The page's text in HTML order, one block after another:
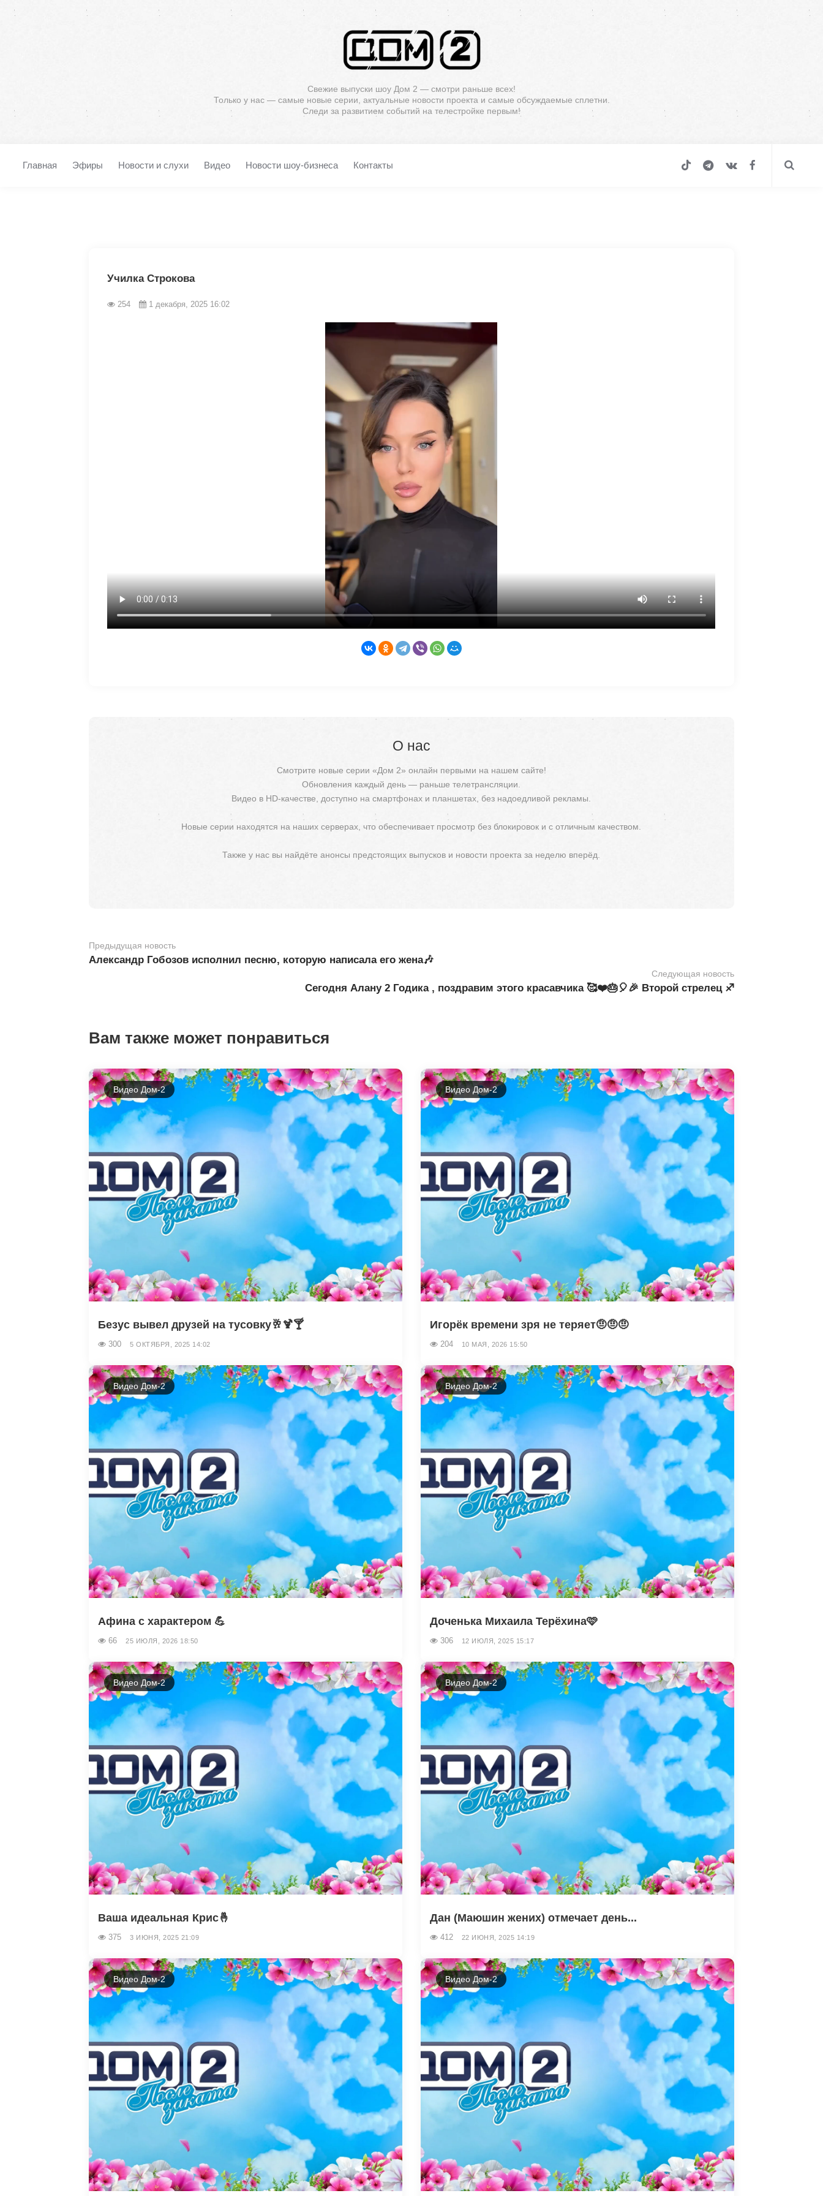
Свежие выпуски шоу Дом 2 — смотри раньше всех!
Только у нас — самые новые серии, актуальные новости проекта и самые обсуждаемые сплетни.
Следи за развитием событий на телестройке первым!
Главная Эфиры Новости и слухи Видео Новости шоу-бизнеса Контакты
Училка Строкова
254 1 декабря, 2025 16:02
О нас
Смотрите новые серии «Дом 2» онлайн первыми на нашем сайте!
Обновления каждый день — раньше телетрансляции.
Видео в HD-качестве, доступно на смартфонах и планшетах, без надоедливой рекламы.
Новые серии находятся на наших серверах, что обеспечивает просмотр без блокировок и с отличным качеством.
Также у нас вы найдёте анонсы предстоящих выпусков и новости проекта за неделю вперёд.
Предыдущая новость
Александр Гобозов исполнил песню, которую написала его жена🎶
Следующая новость
Сегодня Алану 2 Годика , поздравим этого красавчика 🥰❤️🎂🎈🎉 Второй стрелец ♐️
Вам также может понравиться
Видео Дом-2
Безус вывел друзей на тусовку🥂🍹🍸
300 5 ОКТЯБРЯ, 2025 14:02
Видео Дом-2
Игорёк времени зря не теряет🤨🤨🤨
204 10 МАЯ, 2026 15:50
Видео Дом-2
Афина с характером 💪
66 25 ИЮЛЯ, 2026 18:50
Видео Дом-2
Доченька Михаила Терёхина🩷
306 12 ИЮЛЯ, 2025 15:17
Видео Дом-2
Ваша идеальная Крис🤞
375 3 ИЮНЯ, 2025 21:09
Видео Дом-2
Дан (Маюшин жених) отмечает день...
412 22 ИЮНЯ, 2025 14:19
Видео Дом-2 Видео Дом-2